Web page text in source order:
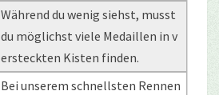
Während du wenig siehst, musst
du möglichst viele Medaillen in v
ersteckten Kisten finden.
Bei unserem schnellsten Rennen